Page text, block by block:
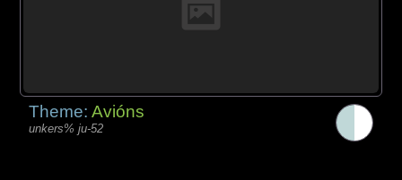
Theme:Avións
unkers% ju-52